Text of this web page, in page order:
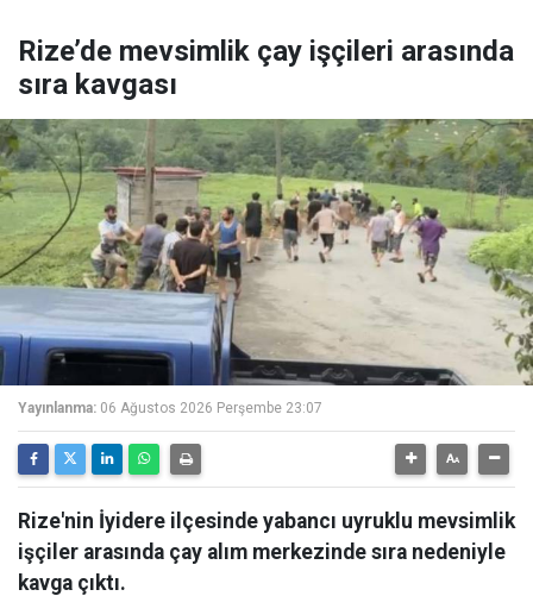
Rize’de mevsimlik çay işçileri arasında
sıra kavgası
Yayınlanma: 06 Ağustos 2026 Perşembe 23:07
Rize'nin İyidere ilçesinde yabancı uyruklu mevsimlik
işçiler arasında çay alım merkezinde sıra nedeniyle
kavga çıktı.